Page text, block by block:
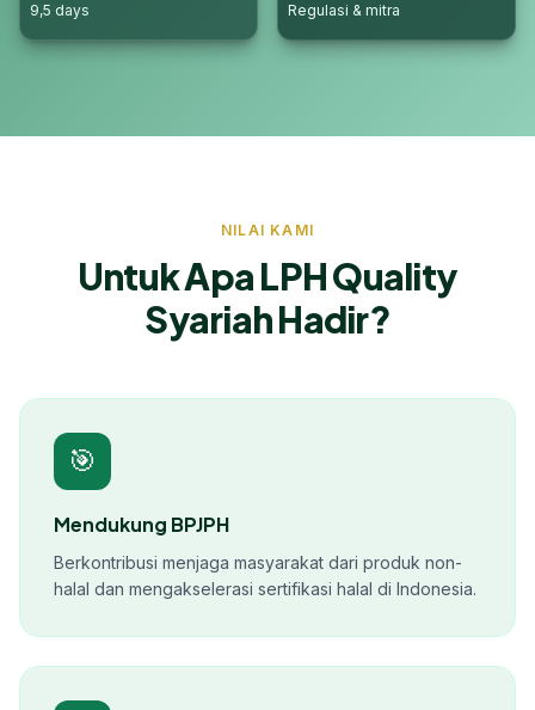
9,5 days Regulasi & mitra
NILAI KAMI
Untuk Apa LPH Quality
Syariah Hadir?
🎯
Mendukung BPJPH
Berkontribusi menjaga masyarakat dari produk non-
halal dan mengakselerasi sertifikasi halal di Indonesia.